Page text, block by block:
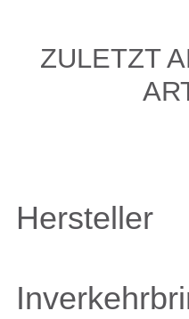
ZULETZT
Hersteller